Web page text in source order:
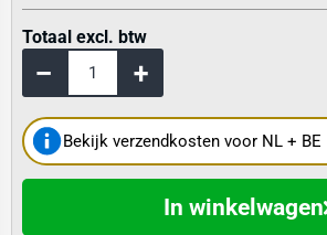
Totaal excl. btw
Bekijk verzendkosten voor NL + BE
In winkelwagen